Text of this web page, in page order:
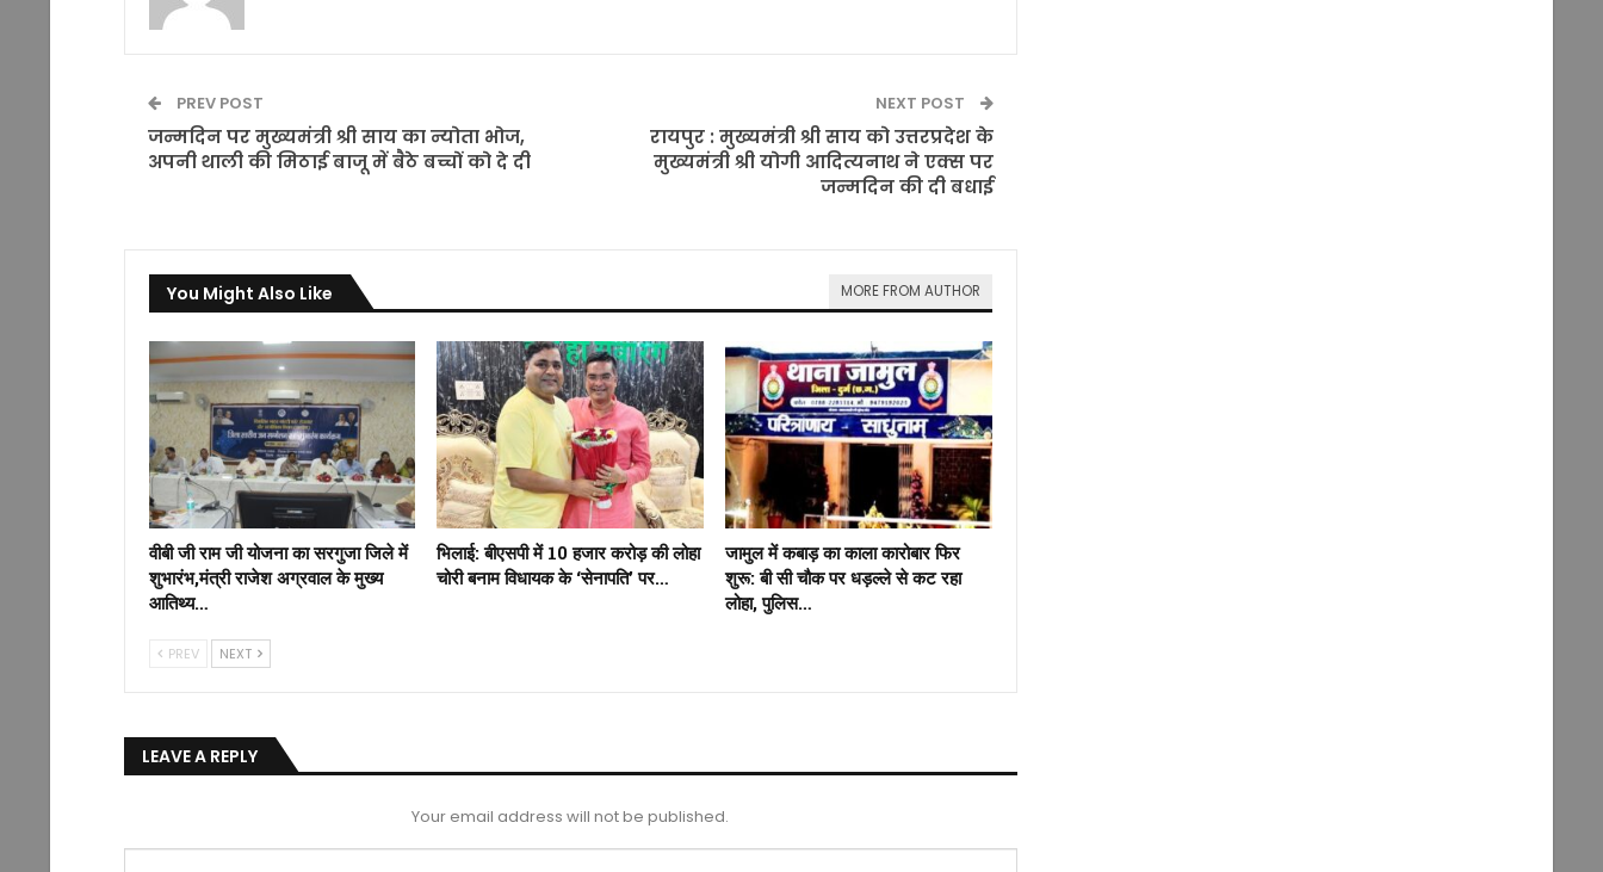
PREV POST
जन्मदिन पर मुख्यमंत्री श्री साय का न्योता भोज,
अपनी थाली की मिठाई बाजू में बैठे बच्चों को दे दी
NEXT POST
रायपुर : मुख्यमंत्री श्री साय को उत्तरप्रदेश के
मुख्यमंत्री श्री योगी आदित्यनाथ ने एक्स पर
जन्मदिन की दी बधाई
You Might Also Like MORE FROM AUTHOR
वीबी जी राम जी योजना का सरगुजा जिले में
शुभारंभ,मंत्री राजेश अग्रवाल के मुख्य
आतिथ्य…
भिलाई: बीएसपी में 10 हजार करोड़ की लोहा
चोरी बनाम विधायक के ‘सेनापति’ पर…
जामुल में कबाड़ का काला कारोबार फिर
शुरू: बी सी चौक पर धड़ल्ले से कट रहा
लोहा, पुलिस…
PREV NEXT
LEAVE A REPLY
Your email address will not be published.